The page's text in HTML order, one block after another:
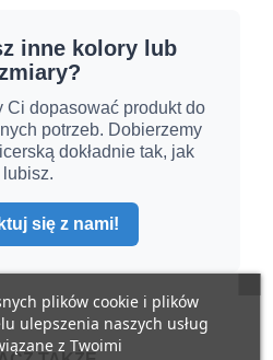
plików cookie i plików
ulepszenia naszych usług
z Twoimi
inne kolory lub
Ci dopasować produkt do
potrzeb. Dobierzemy
dokładnie tak, jak
lubisz.
się z nami!